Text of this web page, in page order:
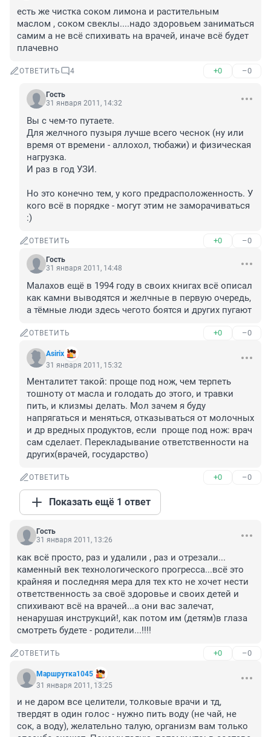
есть же чистка соком лимона и растительным
маслом , соком свеклы....надо здоровьем заниматься
самим а не всё спихивать на врачей, иначе всё будет
плачевно
ОТВЕТИТЬ 4 +0 –0
Гость
31 января 2011, 14:32
Вы с чем-то путаете.
Для желчного пузыря лучше всего чеснок (ну или
время от времени - аллохол, тюбажи) и физическая
нагрузка.
И раз в год УЗИ.
Но это конечно тем, у кого предрасположенность. У
кого всё в порядке - могут этим не заморачиваться
:)
ОТВЕТИТЬ +0 –0
Гость
31 января 2011, 14:48
Малахов ещё в 1994 году в своих книгах всё описал
как камни выводятся и желчные в первую очередь,
а тёмные люди здесь чегото боятся и других пугают
ОТВЕТИТЬ +0 –0
Asirix
31 января 2011, 15:32
Менталитет такой: проще под нож, чем терпеть
тошноту от масла и голодать до этого, и травки
пить, и клизмы делать. Мол зачем я буду
напрягаться и меняться, отказываться от молочных
и др вредных продуктов, если  проще под нож: врач
сам сделает. Перекладывание ответственности на
других(врачей, государство)
ОТВЕТИТЬ +0 –0
Показать ещё 1 ответ
Гость
31 января 2011, 13:26
как всё просто, раз и удалили , раз и отрезали...
каменный век технологического прогресса...всё это
крайняя и последняя мера для тех кто не хочет нести
ответственность за своё здоровье и своих детей и
спихивают всё на врачей...а они вас залечат,
ненарушая инструкций!, как потом им (детям)в глаза
смотреть будете - родители...!!!!
ОТВЕТИТЬ +0 –0
Маршрутка1045
31 января 2011, 13:25
и не даром все целители, толковые врачи и тд,
твердят в один голос - нужно пить воду (не чай, не
сок, а воду), желательно талую, организм вам только